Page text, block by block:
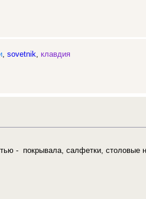
,sovetnik,клавдия
- покрывала, салфетки, столовые